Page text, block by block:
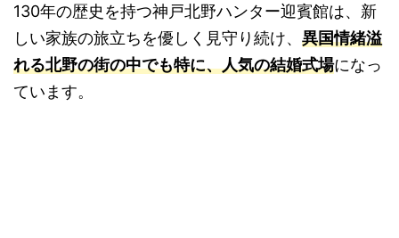
130年の歴史を持つ神戸北野ハンター迎賓館は、新
しい家族の旅立ちを優しく見守り続け、 異国情緒溢
れる北野の街の中でも特に、人気の結婚式場になっ
ています。